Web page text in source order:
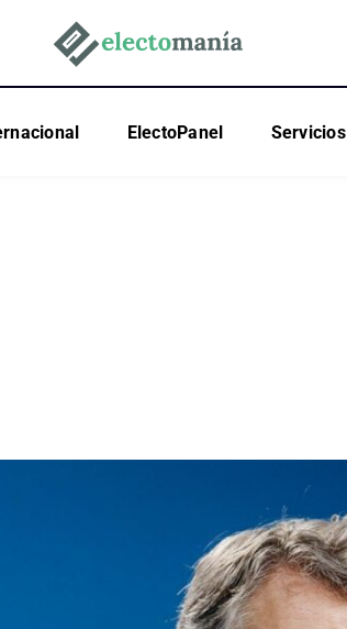
ElectoPanel Servicios